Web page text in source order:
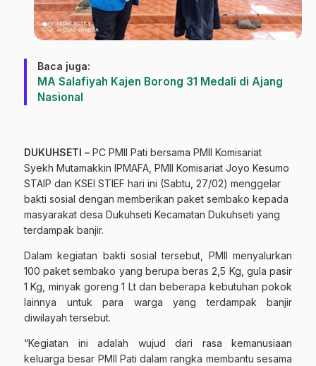
Baca juga:
MA Salafiyah Kajen Borong 31 Medali di Ajang
Nasional
DUKUHSETI – PC PMII Pati bersama PMII Komisariat
Syekh Mutamakkin IPMAFA, PMII Komisariat Joyo Kesumo
STAIP dan KSEI STIEF hari ini (Sabtu, 27/02) menggelar
bakti sosial dengan memberikan paket sembako kepada
masyarakat desa Dukuhseti Kecamatan Dukuhseti yang
terdampak banjir.
Dalam kegiatan bakti sosial tersebut, PMII menyalurkan
100 paket sembako yang berupa beras 2,5 Kg, gula pasir
1 Kg, minyak goreng 1 Lt dan beberapa kebutuhan pokok
lainnya untuk para warga yang terdampak banjir
diwilayah tersebut.
“Kegiatan ini adalah wujud dari rasa kemanusiaan
keluarga besar PMII Pati dalam rangka membantu sesama